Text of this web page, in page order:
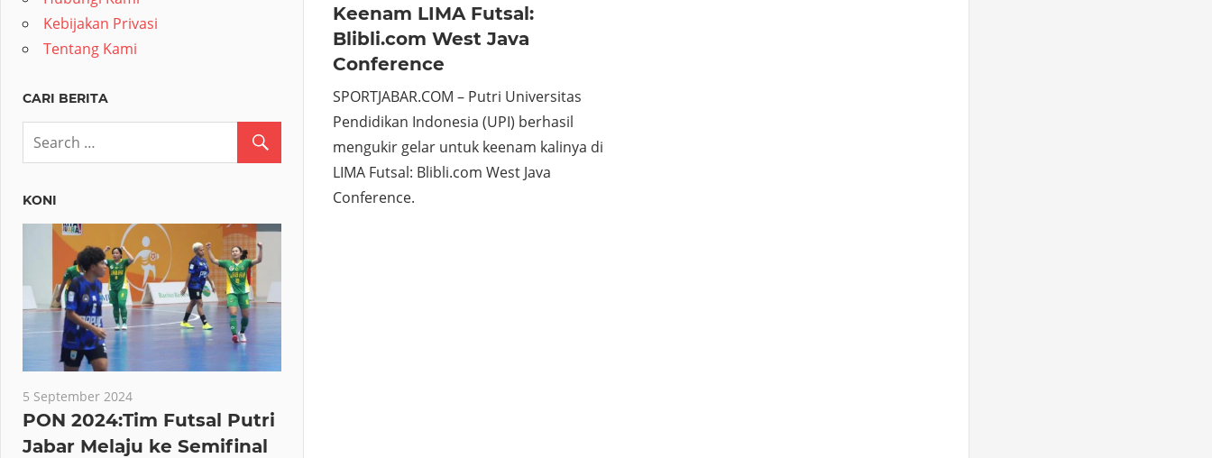
Keenam LIMA Futsal:
Blibli.com West Java
Conference
SPORTJABAR.COM – Putri Universitas
Pendidikan Indonesia (UPI) berhasil
mengukir gelar untuk keenam kalinya di
LIMA Futsal: Blibli.com West Java
Conference.
Kebijakan Privasi
Tentang Kami
CARI BERITA
KONI
5 September 2024
PON 2024:Tim Futsal Putri
Jabar Melaju ke Semifinal